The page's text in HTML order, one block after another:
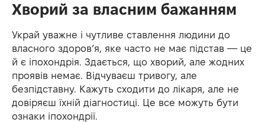
Хворий за власним бажанням
Украй уважне і чутливе ставлення людини до
власного здоров’я, яке часто не має підстав — це
й є іпохондрія. Здається, що хворий, але жодних
проявів немає. Відчуваєш тривогу, але
безпідставну. Кажуть сходити до лікаря, але не
довіряєш їхній діагностиці. Це все можуть бути
ознаки іпохондрії.